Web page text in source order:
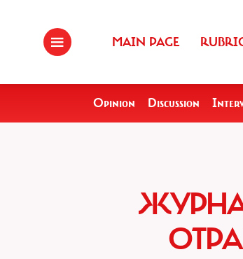
MAIN PAGE
Opinion Discussion